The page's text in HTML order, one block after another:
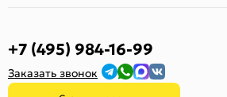
+7 (495) 984-16-99
Заказать звонок